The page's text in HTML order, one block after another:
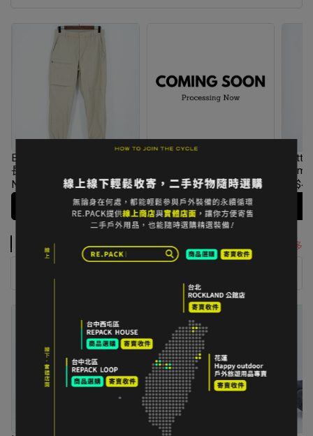
EIDER 防潑水口袋工裝縮口
長褲 女款 L碼 卡其色
24EDWM24352
NT$2,200 NT$3,980
加入購物車
2 regular fit PT55455-STN-
2
NT$1,600NT$3,200
加入購物車
長褲
女鞋履 看更多